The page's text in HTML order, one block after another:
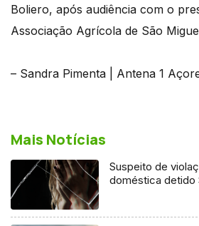
Boliero, após audiência com o
Associação Agrícola de São
– Sandra Pimenta | Antena 1
Mais Notícias
Suspeito de
doméstica detido